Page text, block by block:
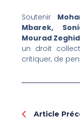
Soutenir
Mbarek,
Mourad
un droit
critiquer, de
Prev
Article